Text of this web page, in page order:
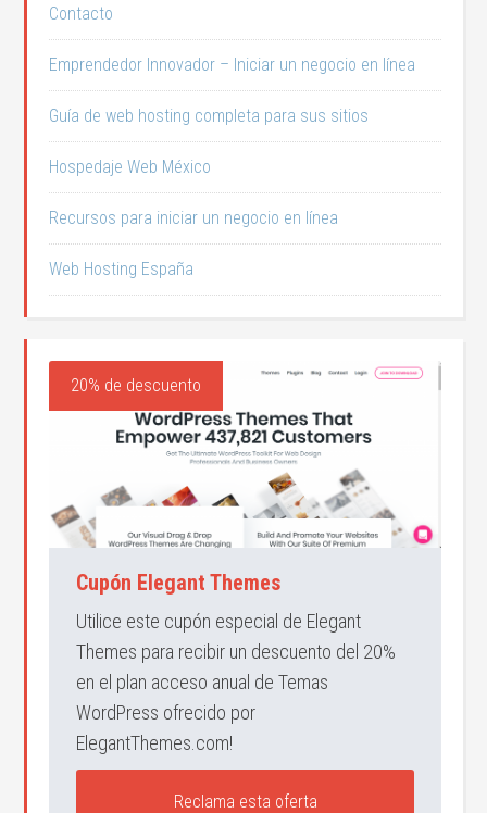
Contacto
Emprendedor Innovador – Iniciar un negocio en línea
Guía de web hosting completa para sus sitios
Hospedaje Web México
Recursos para iniciar un negocio en línea
Web Hosting España
20% de descuento
Cupón Elegant Themes
Utilice este cupón especial de Elegant
Themes para recibir un descuento del 20%
en el plan acceso anual de Temas
WordPress ofrecido por
ElegantThemes.com!
Reclama esta oferta